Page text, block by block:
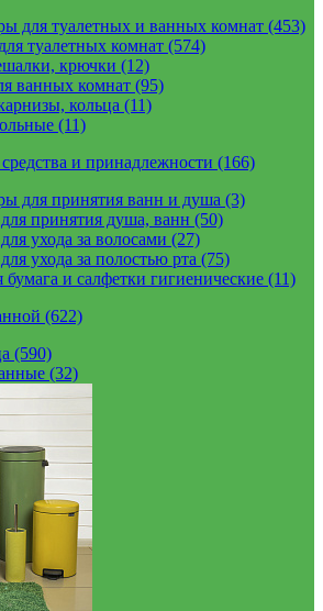
для туалетных и ванных комнат (453)
туалетных комнат (574)
крючки (12)
ванных комнат (95)
кольца (11)
(11)
и принадлежности (166)
для принятия ванн и душа (3)
принятия душа, ванн (50)
ухода за волосами (27)
ухода за полостью рта (75)
бумага и салфетки гигиенические (11)
(622)
(590)
(32)